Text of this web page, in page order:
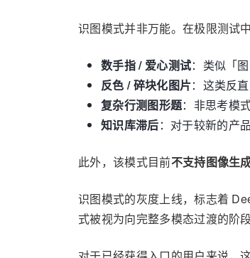
识图模式并非万能。在极限测试
数手指 / 爱心测试：类似「
反色 / 碎块化图片：这类反
复杂行测图形题：非思考模
知识库滞后：对于较新的产
此外，该模式目前不支持图像生
识图模式的灰度上线，标志着
式被视为向完整多模态过渡的阶